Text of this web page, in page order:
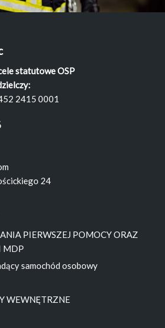
statutowe OSP
2415 0001
24
PIERWSZEJ POMOCY ORAZ
MDP
samochód osobowy
WEWNĘTRZNE